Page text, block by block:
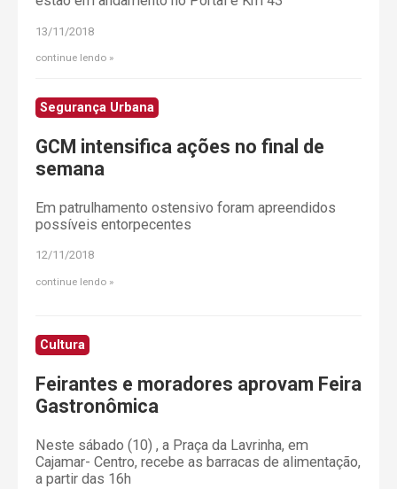
13/11/2018
continue lendo
Segurança Urbana
GCM intensifica ações no final de
semana
Em patrulhamento ostensivo foram apreendidos
possíveis entorpecentes
12/11/2018
continue lendo
Cultura
Feirantes e moradores aprovam Feira
Gastronômica
Neste sábado (10) , a Praça da Lavrinha, em
Cajamar- Centro, recebe as barracas de alimentação,
a partir das 16h